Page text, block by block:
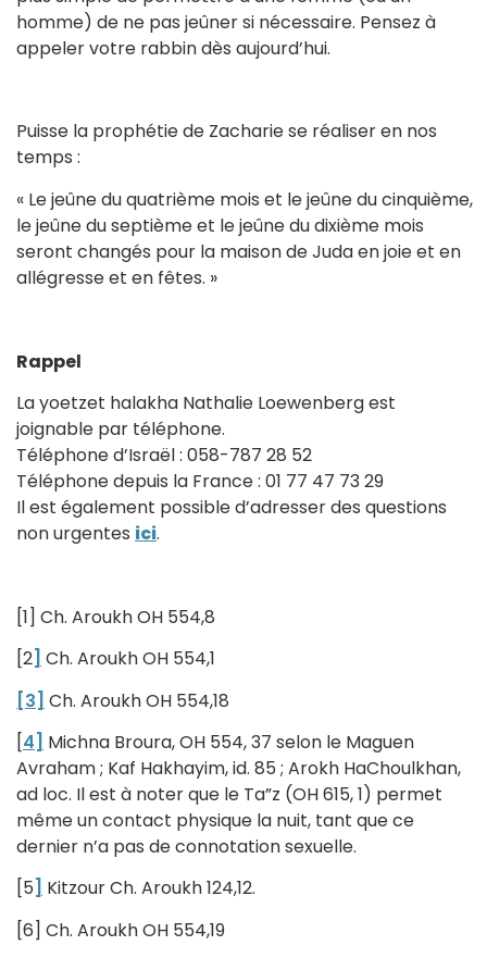
homme) de ne pas jeûner si nécessaire. Pensez à
appeler votre rabbin dès aujourd’hui.
Puisse la prophétie de Zacharie se réaliser en nos
temps :
« Le jeûne du quatrième mois et le jeûne du cinquième,
le jeûne du septième et le jeûne du dixième mois
seront changés pour la maison de Juda en joie et en
allégresse et en fêtes. »
Rappel
La yoetzet halakha Nathalie Loewenberg est
joignable par téléphone.
Téléphone d’Israël : 058-787 28 52
Téléphone depuis la France : 01 77 47 73 29
Il est également possible d’adresser des questions
non urgentes ici.
[1] Ch. Aroukh OH 554,8
[2] Ch. Aroukh OH 554,1
[3] Ch. Aroukh OH 554,18
[4] Michna Broura, OH 554, 37 selon le Maguen
Avraham ; Kaf Hakhayim, id. 85 ; Arokh HaChoulkhan,
ad loc. Il est à noter que le Ta”z (OH 615, 1) permet
même un contact physique la nuit, tant que ce
dernier n’a pas de connotation sexuelle.
[5] Kitzour Ch. Aroukh 124,12.
[6] Ch. Aroukh OH 554,19